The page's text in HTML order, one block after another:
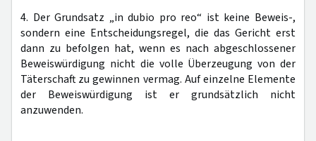
4. Der Grundsatz „in dubio pro reo“ ist keine Beweis-,
sondern eine Entscheidungsregel, die das Gericht erst
dann zu befolgen hat, wenn es nach abgeschlossener
Beweiswürdigung nicht die volle Überzeugung von der
Täterschaft zu gewinnen vermag. Auf einzelne Elemente
der Beweiswürdigung ist er grundsätzlich nicht
anzuwenden.